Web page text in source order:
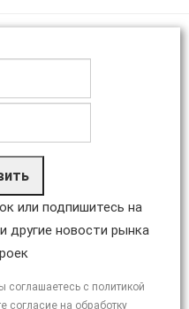
или подпишитесь на
другие новости рынка
соглашаетесь с политикой
согласие на обработку